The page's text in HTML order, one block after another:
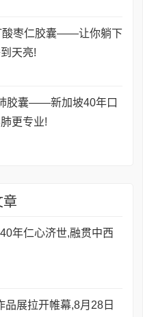
酸枣仁胶囊——让你躺下
天亮!
胶囊——新加坡40年口
更专业!
章
年仁心济世,融贯中西
品展拉开帷幕,8月28日